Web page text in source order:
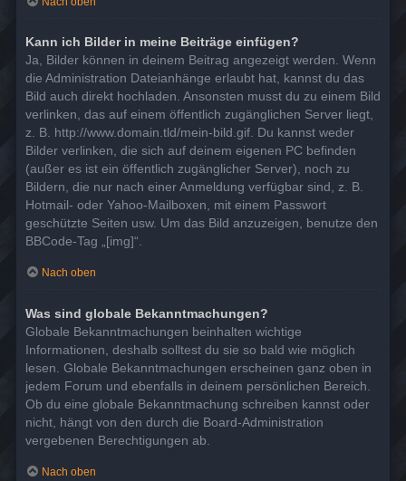
Kann ich Bilder in meine Beiträge einfügen?
Ja, Bilder können in deinem Beitrag angezeigt werden. Wenn
die Administration Dateianhänge erlaubt hat, kannst du das
Bild auch direkt hochladen. Ansonsten musst du zu einem Bild
verlinken, das auf einem öffentlich zugänglichen Server liegt,
z. B. http://www.domain.tld/mein-bild.gif. Du kannst weder
Bilder verlinken, die sich auf deinem eigenen PC befinden
(außer es ist ein öffentlich zugänglicher Server), noch zu
Bildern, die nur nach einer Anmeldung verfügbar sind, z. B.
Hotmail- oder Yahoo-Mailboxen, mit einem Passwort
geschützte Seiten usw. Um das Bild anzuzeigen, benutze den
BBCode-Tag „[img]“.
Nach oben
Was sind globale Bekanntmachungen?
Globale Bekanntmachungen beinhalten wichtige
Informationen, deshalb solltest du sie so bald wie möglich
lesen. Globale Bekanntmachungen erscheinen ganz oben in
jedem Forum und ebenfalls in deinem persönlichen Bereich.
Ob du eine globale Bekanntmachung schreiben kannst oder
nicht, hängt von den durch die Board-Administration
vergebenen Berechtigungen ab.
Nach oben